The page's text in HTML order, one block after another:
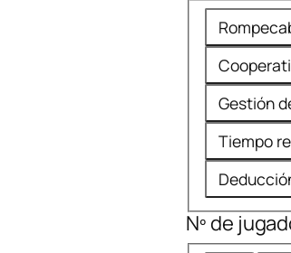
m
e
a
d
a
á
t
c
a
M
e
c
n
i
a
s
Gestión
Tiempo
Nº de